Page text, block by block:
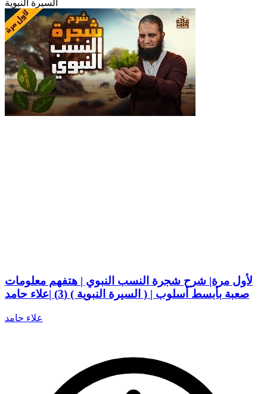
السيرة النبوية
لأول مرة| شرح شجرة النسب النبوي | هتفهم معلومات
صعبة بأبسط أسلوب | ( السيرة النبوية ) (3) |علاء حامد
علاء حامد